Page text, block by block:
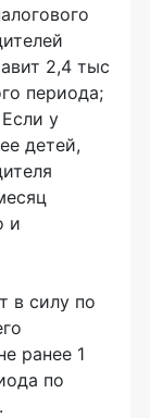
2,4 тыс
периода;
у
детей,
и
в силу по
ранее 1
по